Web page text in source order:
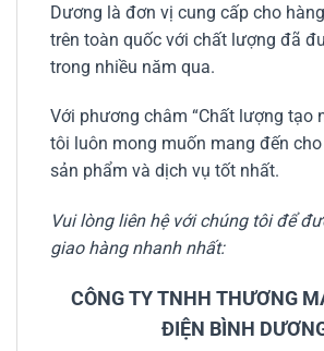
Dương là đơn vị cung cấp cho
trên toàn quốc với chất lượng đã
trong nhiều năm qua.
Với phương châm “Chất lượng tạo
tôi luôn mong muốn mang đến
sản phẩm và dịch vụ tốt nhất.
Vui lòng liên hệ với chúng tôi để
giao hàng nhanh nhất:
CÔNG TY TNHH THƯƠNG
ĐIỆN BÌNH